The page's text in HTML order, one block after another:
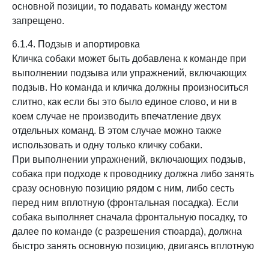
основной позиции, то подавать команду жестом
запрещено.
6.1.4. Подзыв и апортировка
Кличка собаки может быть добавлена к команде при
выполнении подзыва или упражнений, включающих
подзыв. Но команда и кличка должны произноситься
слитно, как если бы это было единое слово, и ни в
коем случае не производить впечатление двух
отдельных команд. В этом случае можно также
использовать и одну только кличку собаки.
При выполнении упражнений, включающих подзыв,
собака при подходе к проводнику должна либо занять
сразу основную позицию рядом с ним, либо сесть
перед ним вплотную (фронтальная посадка). Если
собака выполняет сначала фронтальную посадку, то
далее по команде (с разрешения стюарда), должна
быстро занять основную позицию, двигаясь вплотную